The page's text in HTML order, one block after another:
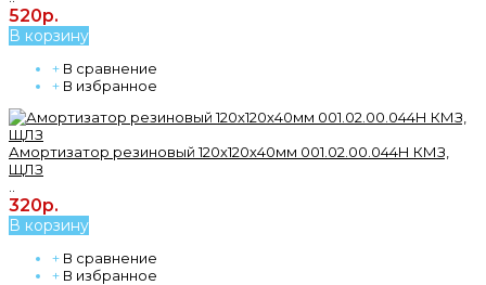
520р.
В корзину
+ В сравнение
+ В избранное
Амортизатор резиновый 120х120х40мм 001.02.00.044Н КМЗ,
ЩЛЗ
320р.
В корзину
+ В сравнение
+ В избранное